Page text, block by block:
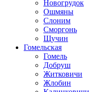
Новогрудок
Ошмяны
Слоним
Сморгонь
Щучин
Гомельская
Гомель
Добруш
Житковичи
Жлобин